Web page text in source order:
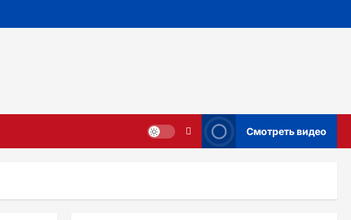
Смотреть видео